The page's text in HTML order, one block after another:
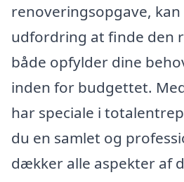
renoveringsopgave,
udfordring at finde den
både opfylder dine
inden for budgettet.
har speciale i
du en samlet og
dækker alle aspekter af